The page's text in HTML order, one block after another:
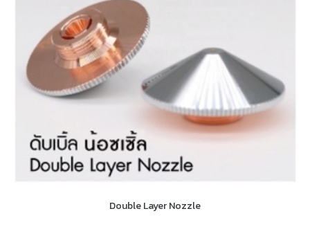
Double Layer Nozzle